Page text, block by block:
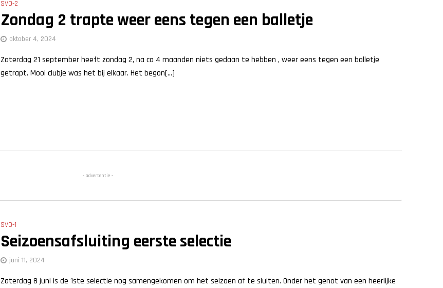
SVO-2
Zondag 2 trapte weer eens tegen een balletje
oktober 4, 2024
Zaterdag 21 september heeft zondag 2, na ca 4 maanden niets gedaan te hebben , weer eens tegen een balletje
getrapt. Mooi clubje was het bij elkaar. Het begon[...]
- advertentie -
SVO-1
Seizoensafsluiting eerste selectie
juni 11, 2024
Zaterdag 8 juni is de 1ste selectie nog samengekomen om het seizoen af te sluiten. Onder het genot van een heerlijke